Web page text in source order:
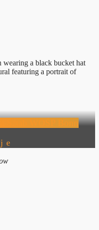
Sztab WOŚP Bonn